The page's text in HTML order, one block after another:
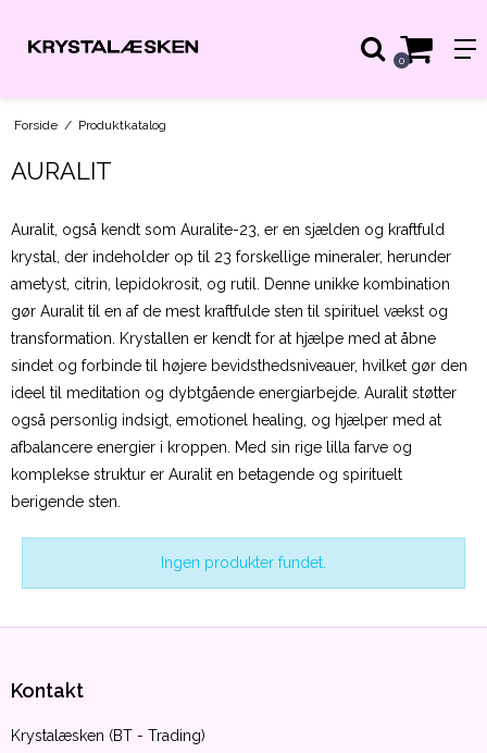
0
Forside / Produktkatalog
AURALIT
Auralit, også kendt som Auralite-23, er en sjælden og kraftfuld
krystal, der indeholder op til 23 forskellige mineraler, herunder
ametyst, citrin, lepidokrosit, og rutil. Denne unikke kombination
gør Auralit til en af de mest kraftfulde sten til spirituel vækst og
transformation. Krystallen er kendt for at hjælpe med at åbne
sindet og forbinde til højere bevidsthedsniveauer, hvilket gør den
ideel til meditation og dybtgående energiarbejde. Auralit støtter
også personlig indsigt, emotionel healing, og hjælper med at
afbalancere energier i kroppen. Med sin rige lilla farve og
komplekse struktur er Auralit en betagende og spirituelt
berigende sten.
Ingen produkter fundet.
Kontakt
Krystalæsken (BT - Trading)